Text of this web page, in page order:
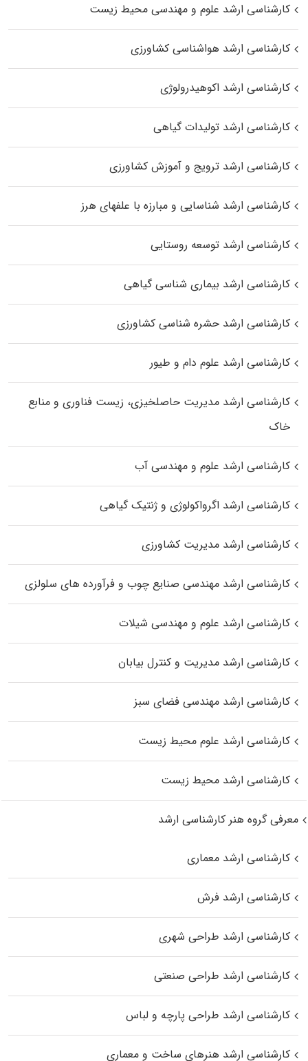
کارشناسی ارشد علوم و مهندسی محیط زیست
کارشناسی ارشد هواشناسی کشاورزی
کارشناسی ارشد اکوهیدرولوژی
کارشناسی ارشد تولیدات گیاهی
کارشناسی ارشد ترویج و آموزش کشاورزی
کارشناسی ارشد شناسایی و مبارزه با علفهای هرز
کارشناسی ارشد توسعه روستایی
کارشناسی ارشد بیماری‌ شناسی گیاهی
کارشناسی ارشد حشره‌ شناسی کشاورزی
کارشناسی ارشد علوم دام و طیور
کارشناسی ارشد مدیریت حاصلخیزی، زیست فناوری و منابع
خاک
کارشناسی ارشد علوم و مهندسی آب
کارشناسی ارشد اگرواکولوژی و ژنتیک گیاهی
کارشناسی ارشد مدیریت کشاورزی
کارشناسی ارشد مهندسی صنایع چوب و فرآورده‌ های سلولزی
کارشناسی ارشد علوم و مهندسی شیلات
کارشناسی ارشد مدیریت و کنترل بیابان
کارشناسی ارشد مهندسی فضای سبز
کارشناسی ارشد علوم محیط‌ زیست
کارشناسی ارشد محیط زیست
معرفی گروه هنر کارشناسی ارشد
کارشناسی ارشد معماری
کارشناسی ارشد فرش
کارشناسی ارشد طراحی شهری
کارشناسی ارشد طراحی صنعتی
کارشناسی ارشد طراحی پارچه و لباس
کارشناسی ارشد هنرهای ساخت و معماری